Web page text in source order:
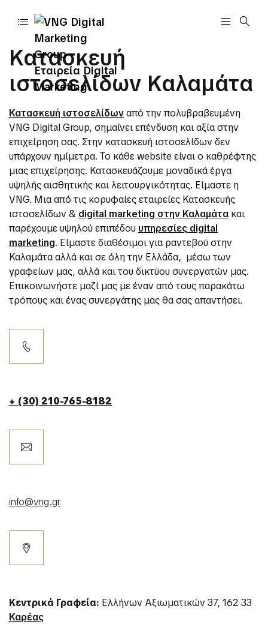
Κατασκευή
ιστοσελίδων Καλαμάτα
Κατασκευή ιστοσελίδωναπό την πολυβραβευμένη
VNG Digital Group, σημαίνει επένδυση και αξία στην
επιχείρηση σας. Στην κατασκευή ιστοσελίδων δεν
υπάρχουν ημίμετρα. Το κάθε website είναι ο καθρέφτης
μιας επιχείρησης. Κατασκευάζουμε μοναδικά έργα
υψηλής αισθητικής και λειτουργικότητας. Είμαστε η
VNG. Μια από τις κορυφαίες εταιρείες Κατασκευής
ιστοσελίδων & digital marketing στην Καλαμάτα και
παρέχουμε υψηλού επιπέδου υπηρεσίες digital
marketing. Είμαστε διαθέσιμοι για ραντεβού στην
Καλαμάτα αλλά και σε όλη την Ελλάδα, μέσω των
γραφείων μας, αλλά και του δικτύου συνεργατών μας.
Επικοινωνήστε μαζί μας με έναν από τους παρακάτω
τρόπους και ένας συνεργάτης μας θα σας απαντήσει.
+ (30) 210-765-8182
info@vng.gr
Κεντρικά Γραφεία: Ελλήνων Αξιωματικών 37, 162 33
Καρέας